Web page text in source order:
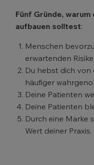
Fünf Gründe,
aufbauen solltest:
Menschen
erwartenden
Du hebst dich
häufiger
Deine Patienten
Deine Patienten
Durch eine Marke
Wert deiner Praxis.